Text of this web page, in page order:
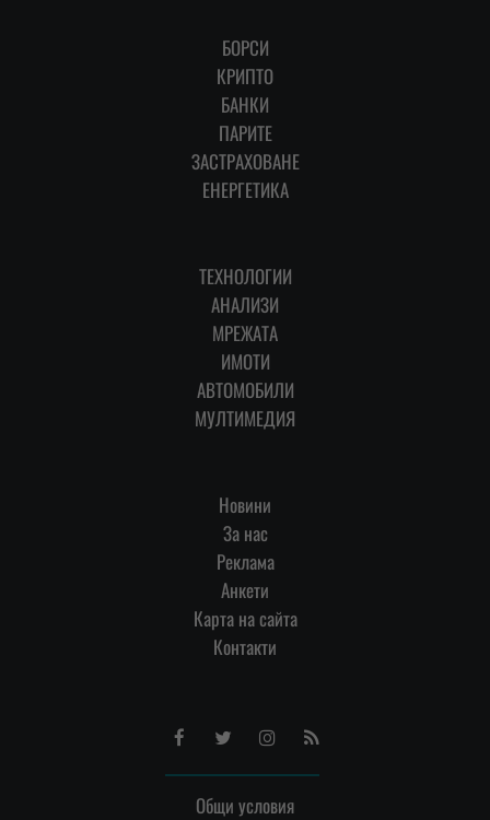
БОРСИ
КРИПТО
БАНКИ
ПАРИТЕ
ЗАСТРАХОВАНЕ
ЕНЕРГЕТИКА
ТЕХНОЛОГИИ
АНАЛИЗИ
МРЕЖАТА
ИМОТИ
АВТОМОБИЛИ
МУЛТИМЕДИЯ
Новини
За нас
Реклама
Анкети
Карта на сайта
Контакти
FacebookTwitterInstagram
RSS
Общи условия